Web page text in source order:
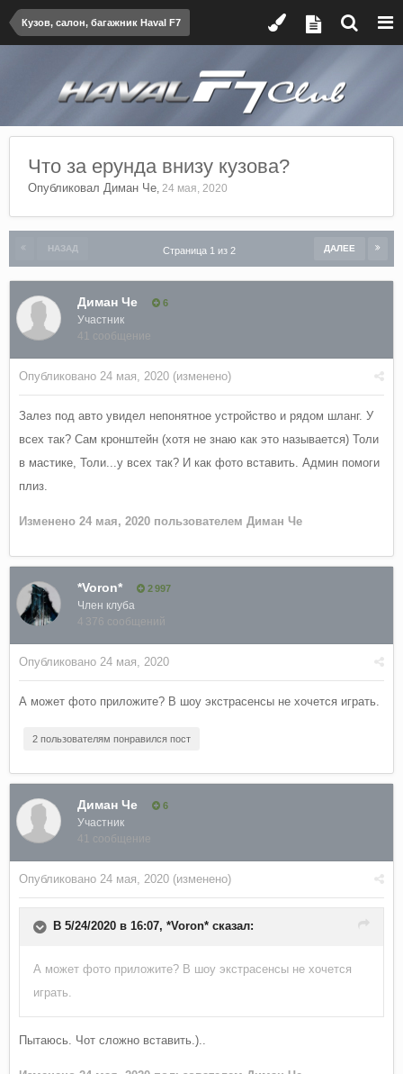
Кузов, салон, багажник Haval F7
Что за ерунда внизу кузова?
Опубликовал Диман Че, 24 мая, 2020
НАЗАД ДАЛЕЕ
Страница 1 из 2
Диман Че 6
Участник
41 сообщение
Опубликовано 24 мая, 2020 (изменено)
Залез под авто увидел непонятное устройство и рядом шланг. У
всех так? Сам кронштейн (хотя не знаю как это называется) Толи
в мастике, Толи...у всех так? И как фото вставить. Админ помоги
плиз.
Изменено 24 мая, 2020 пользователем Диман Че
*Voron* 2 997
Член клуба
4 376 сообщений
Опубликовано 24 мая, 2020
А может фото приложите? В шоу экстрасенсы не хочется играть.
2 пользователям понравился пост
Диман Че 6
Участник
41 сообщение
Опубликовано 24 мая, 2020 (изменено)
В 5/24/2020 в 16:07, *Voron* сказал:
А может фото приложите? В шоу экстрасенсы не хочется
играть.
Пытаюсь. Чот сложно вставить.)..